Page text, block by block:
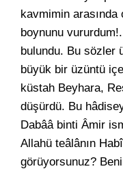
kavmimin arasında
boynunu
bulundu. Bu sözler
büyük bir üzüntü
küstah Beyhara,
düşürdü. Bu
Dabââ binti Âmir
Allahü teâlânın
görüyorsunuz?